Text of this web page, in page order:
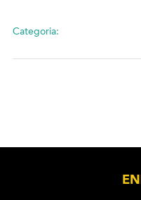
Categoria: